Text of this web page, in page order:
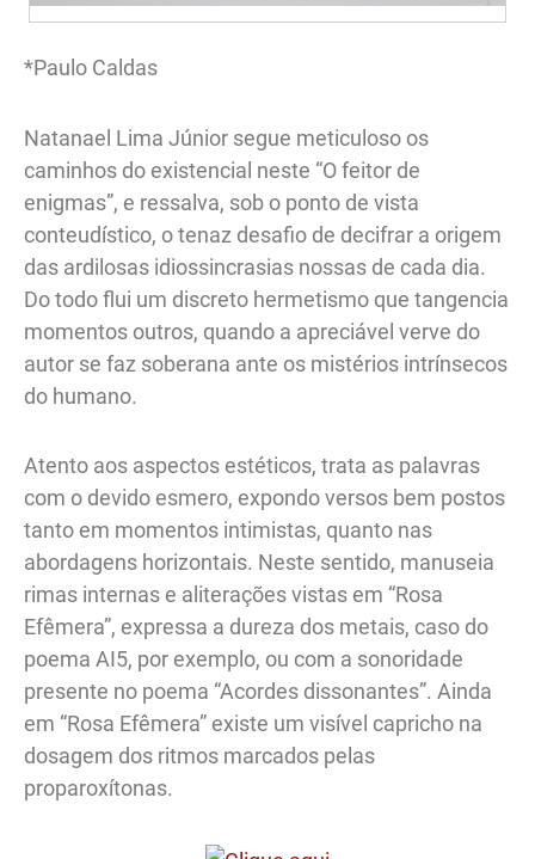
*Paulo Caldas
Natanael Lima Júnior segue meticuloso os
caminhos do existencial neste “O feitor de
enigmas”, e ressalva, sob o ponto de vista
conteudístico, o tenaz desafio de decifrar a origem
das ardilosas idiossincrasias nossas de cada dia.
Do todo flui um discreto hermetismo que tangencia
momentos outros, quando a apreciável verve do
autor se faz soberana ante os mistérios intrínsecos
do humano.
Atento aos aspectos estéticos, trata as palavras
com o devido esmero, expondo versos bem postos
tanto em momentos intimistas, quanto nas
abordagens horizontais. Neste sentido, manuseia
rimas internas e aliterações vistas em “Rosa
Efêmera”, expressa a dureza dos metais, caso do
poema AI5, por exemplo, ou com a sonoridade
presente no poema “Acordes dissonantes”. Ainda
em “Rosa Efêmera” existe um visível capricho na
dosagem dos ritmos marcados pelas
proparoxítonas.